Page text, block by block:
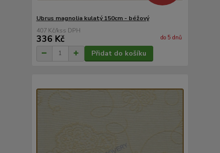
Ubrus magnolia kulatý 150cm - béžový
407 Kč/ks
336 Kč do 5 dnů
Přidat do košíku